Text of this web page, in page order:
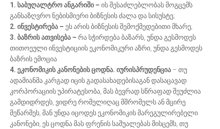
1. საბუღალტრო ანგარიში – ის შესაძლებლობას მოგცემს
განსაზღვრო ნებისმიერი ბიზნესის ძალა და სისუსტე;
2. ინვესტირება – ეს არის ბიზნესის შემოქმედებითი მხარე;
3. ბაზრის ათვისება – რა სჭირდება ბაზარს, უნდა გესმოდეს
თითოეული ინვესტიციის ეკონომიკური აზრი, უნდა გესმოდეს
ბაზრის ემოცია
4. ეკონომიკის კანონების ცოდნა. იურისპრუდენცია – თუ
ადამიანმა კარგად იცის გადასახადებისაგან დასაცავად
კორპორაციის უპირატესობა, მას ბევრად სწრაფად შეუძლია
გამდიდრდეს, ვიდრე რომელიღაც მშრომელს ან მცირე
მეწარმეს, მან უნდა იცოდეს ეკონომიკის მარეგულირებელი
კანონები, ეს ცოდნა მას ფრენის საშუალებას მისცემს, თუ